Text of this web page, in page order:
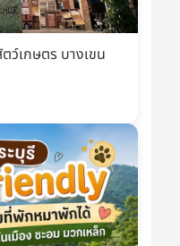
งสุนัข Y-Harness แข็ง
นุ่มสบาย ระบายอากาศ ไม่อึดอัด
ดินห้างปลอดภัย
199 บาท
กราคาล่าสุด ก่อนของหมด
สั่งเลย
ว์เกษตร บางเขน